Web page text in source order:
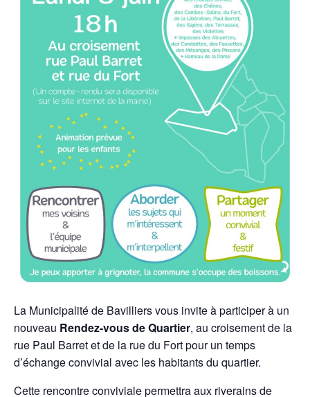
La Municipalité de Bavilliers vous invite à participer à un
nouveau Rendez-vous de Quartier, au croisement de la
rue Paul Barret et de la rue du Fort pour un temps
d’échange convivial avec les habitants du quartier.
Cette rencontre conviviale permettra aux riverains de